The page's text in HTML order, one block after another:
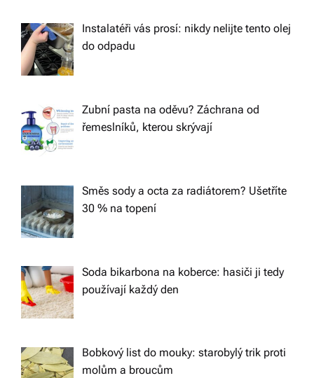
Instalatéři vás prosí: nikdy nelijte tento olej
do odpadu
Zubní pasta na oděvu? Záchrana od
řemeslníků, kterou skrývají
Směs sody a octa za radiátorem? Ušetříte
30 % na topení
Soda bikarbona na koberce: hasiči ji tedy
používají každý den
Bobkový list do mouky: starobylý trik proti
molům a broucům